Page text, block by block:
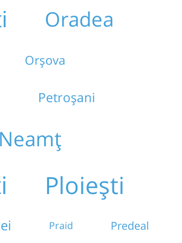
Oradea
Orșova
Petroșani
Ploiești
Praid Predeal